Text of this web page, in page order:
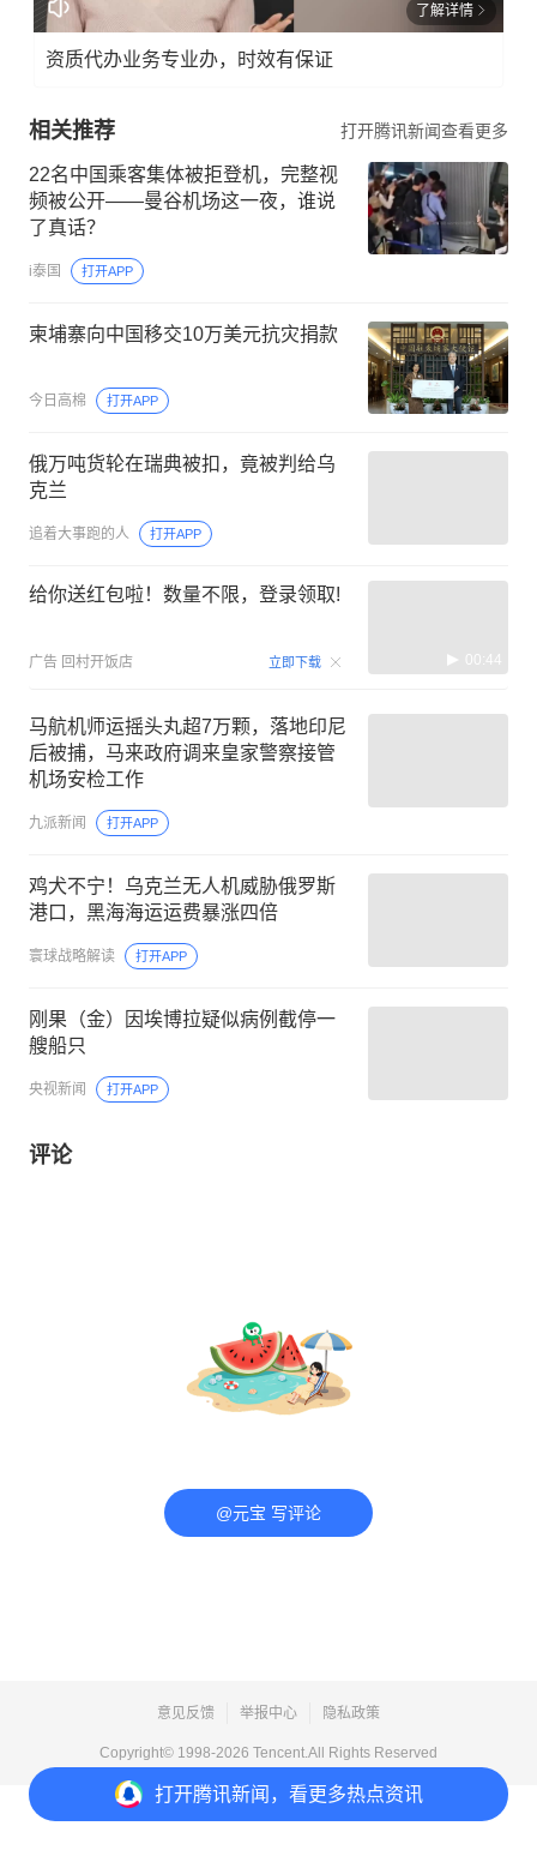
打开腾讯新闻，看更多热点资讯
了解详情
资质代办业务专业办，时效有保证
相关推荐 打开腾讯新闻查看更多
22名中国乘客集体被拒登机，完整视
频被公开——曼谷机场这一夜，谁说
了真话？
i泰国 打开APP
柬埔寨向中国移交10万美元抗灾捐款
今日高棉 打开APP
俄万吨货轮在瑞典被扣，竟被判给乌
克兰
追着大事跑的人 打开APP
给你送红包啦！数量不限，登录领取!
广告 回村开饭店 立即下载 00:44
马航机师运摇头丸超7万颗，落地印尼
后被捕，马来政府调来皇家警察接管
机场安检工作
九派新闻 打开APP
鸡犬不宁！乌克兰无人机威胁俄罗斯
港口，黑海海运运费暴涨四倍
寰球战略解读 打开APP
刚果（金）因埃博拉疑似病例截停一
艘船只
央视新闻 打开APP
评论
@元宝 写评论
意见反馈 举报中心 隐私政策
Copyright© 1998-2026 Tencent.All Rights Reserved